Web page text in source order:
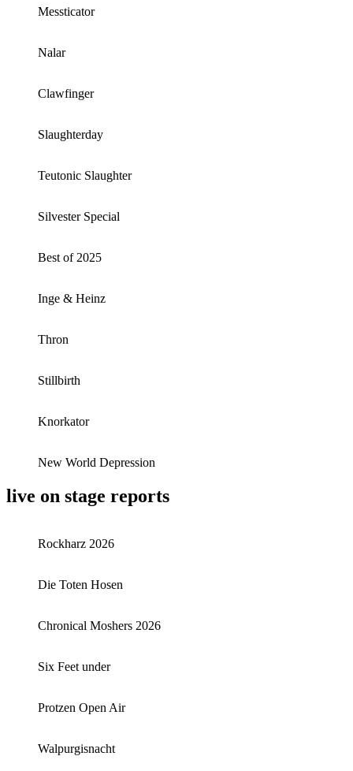
Messticator
Nalar
Clawfinger
Slaughterday
Teutonic Slaughter
Silvester Special
Best of 2025
Inge & Heinz
Thron
Stillbirth
Knorkator
New World Depression
live on stage reports
Rockharz 2026
Die Toten Hosen
Chronical Moshers 2026
Six Feet under
Protzen Open Air
Walpurgisnacht